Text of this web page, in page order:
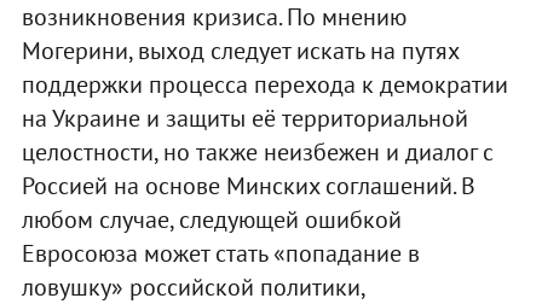
возникновения кризиса. По мнению
Могерини, выход следует искать на путях
поддержки процесса перехода к демократии
на Украине и защиты её территориальной
целостности, но также неизбежен и диалог с
Россией на основе Минских соглашений. В
любом случае, следующей ошибкой
Евросоюза может стать «попадание в
ловушку» российской политики,